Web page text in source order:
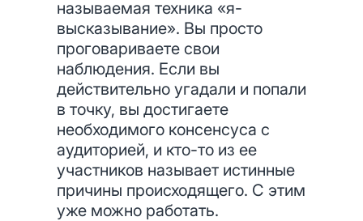
называемая техника «я-
высказывание». Вы просто
проговариваете свои
наблюдения. Если вы
действительно угадали и попали
в точку, вы достигаете
необходимого консенсуса с
аудиторией, и кто-то из ее
участников называет истинные
причины происходящего. С этим
уже можно работать.